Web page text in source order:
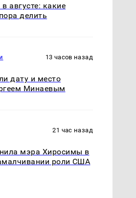
августе: какие
делить
13 часов назад
дату и место
Минаевым
21 час назад
мэра Хиросимы в
роли США